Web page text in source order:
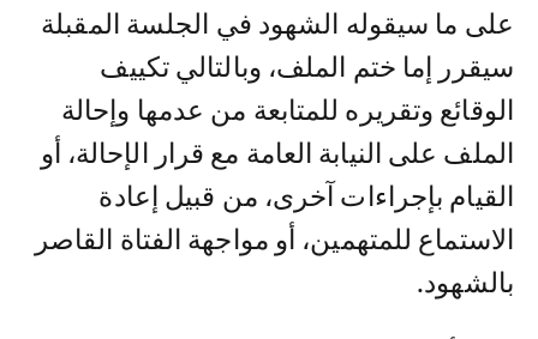
على ما سيقوله الشهود في الجلسة المقبلة
سيقرر إما ختم الملف، وبالتالي تكييف
الوقائع وتقريره للمتابعة من عدمها وإحالة
الملف على النيابة العامة مع قرار الإحالة، أو
القيام بإجراءات آخرى، من قبيل إعادة
الاستماع للمتهمين، أو مواجهة الفتاة القاصر
بالشهود.